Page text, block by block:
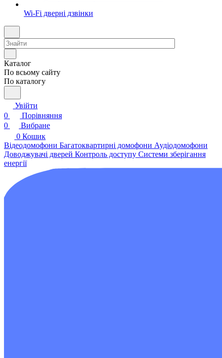
Wi-Fi дверні дзвінки
Каталог
По всьому сайту
По каталогу
Увійти
0
Порівняння
0
Вибране
0 Кошик
Відеодомофони Багатоквартирні домофони Аудіодомофони
Доводжувачі дверей Контроль доступу Системи зберігання
енергії